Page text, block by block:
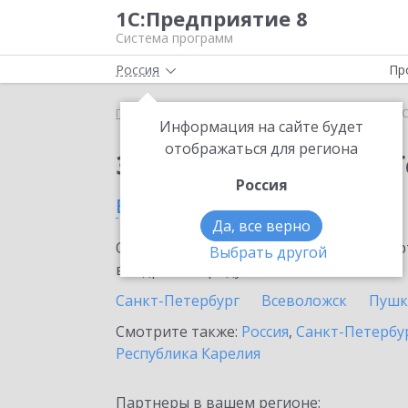
1С:Предприятие 8
Система программ
Россия
Информация на сайте будет
отображаться для региона
Россия
Да, все верно
Выбрать другой
Главная
Заказать ИТС ПРОФ
в Лодейном Поле
Ознакомьтесь с информационными
внедрение продукта.
Санкт-Петербург
Всеволожск
Смотрите также: Россия, Санкт-
Республика Карелия
Партнеры в вашем регионе: